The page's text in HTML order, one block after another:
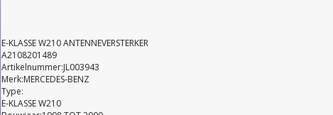
W210
ANTENNEVERSTERKER
E-KLASSE W210 ANTENNEVERSTERKER
A2108201489
Artikelnummer:JL003943
Merk:MERCEDES-BENZ
Type:
E-KLASSE W210